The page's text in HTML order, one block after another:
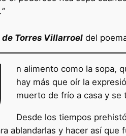
de Torres Villarroel del
n alimento como la sopa,
hay más que oír la
muerto de frío a casa y se
Desde los tiempos
ablandarlas y hacer así